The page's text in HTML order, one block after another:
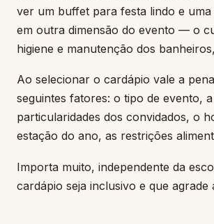
ver um buffet para festa lindo e uma
em outra dimensão do evento — o
higiene e manutenção dos
Ao selecionar o cardápio vale a
seguintes fatores: o tipo de evento,
particularidades dos convidados, o
estação do ano, as restrições
Importa muito, independente da
cardápio seja inclusivo e que agrade